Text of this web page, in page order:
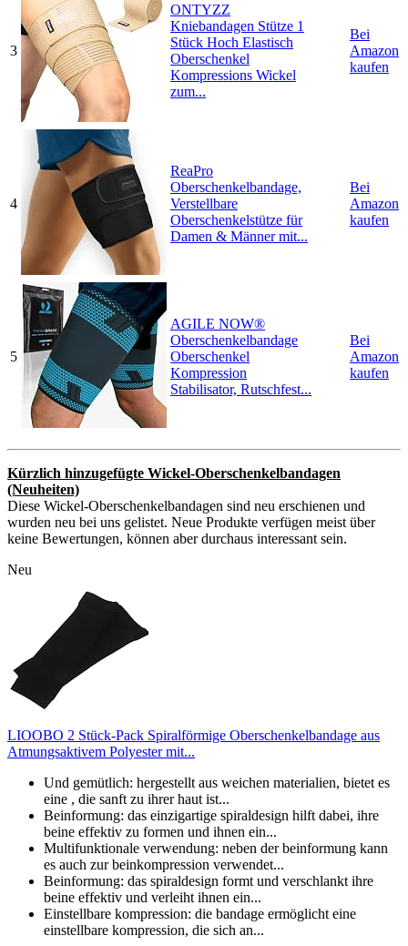
3
ONTYZZ
Kniebandagen Stütze 1
Stück Hoch Elastisch
Oberschenkel
Kompressions Wickel
zum...
Bei
Amazon
kaufen
4
ReaPro
Oberschenkelbandage,
Verstellbare
Oberschenkelstütze für
Damen & Männer mit...
Bei
Amazon
kaufen
5
AGILE NOW®
Oberschenkelbandage
Oberschenkel
Kompression
Stabilisator, Rutschfest...
Bei
Amazon
kaufen
Kürzlich hinzugefügte Wickel-Oberschenkelbandagen
(Neuheiten)
Diese Wickel-Oberschenkelbandagen sind neu erschienen und
wurden neu bei uns gelistet. Neue Produkte verfügen meist über
keine Bewertungen, können aber durchaus interessant sein.
Neu
LIOOBO 2 Stück-Pack Spiralförmige Oberschenkelbandage aus
Atmungsaktivem Polyester mit...
Und gemütlich: hergestellt aus weichen materialien, bietet es
eine , die sanft zu ihrer haut ist...
Beinformung: das einzigartige spiraldesign hilft dabei, ihre
beine effektiv zu formen und ihnen ein...
Multifunktionale verwendung: neben der beinformung kann
es auch zur beinkompression verwendet...
Beinformung: das spiraldesign formt und verschlankt ihre
beine effektiv und verleiht ihnen ein...
Einstellbare kompression: die bandage ermöglicht eine
einstellbare kompression, die sich an...